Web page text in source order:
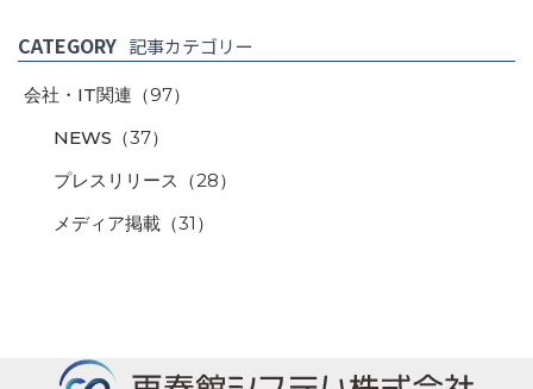
CATEGORY 記事カテゴリー
会社・IT関連 （97）
NEWS （37）
プレスリリース （28）
メディア掲載 （31）